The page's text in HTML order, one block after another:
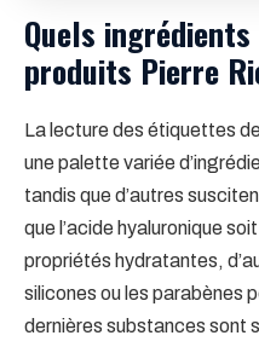
Quels
produits Pierre
La lecture des étiquettes
une palette variée
tandis que d’autres
que l’acide hyaluronique
propriétés hydratantes,
silicones ou les parabènes
dernières substances sont